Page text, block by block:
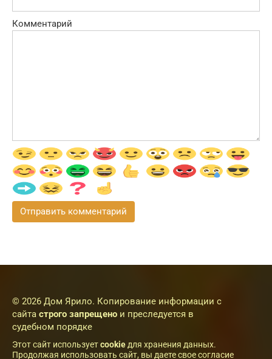
Комментарий
© 2026 Дом Ярило. Копирование информации с
сайта строго запрещено и преследуется в
судебном порядке
Этот сайт используетcookie для хранения данных.
Продолжая использовать сайт, вы даете свое согласие